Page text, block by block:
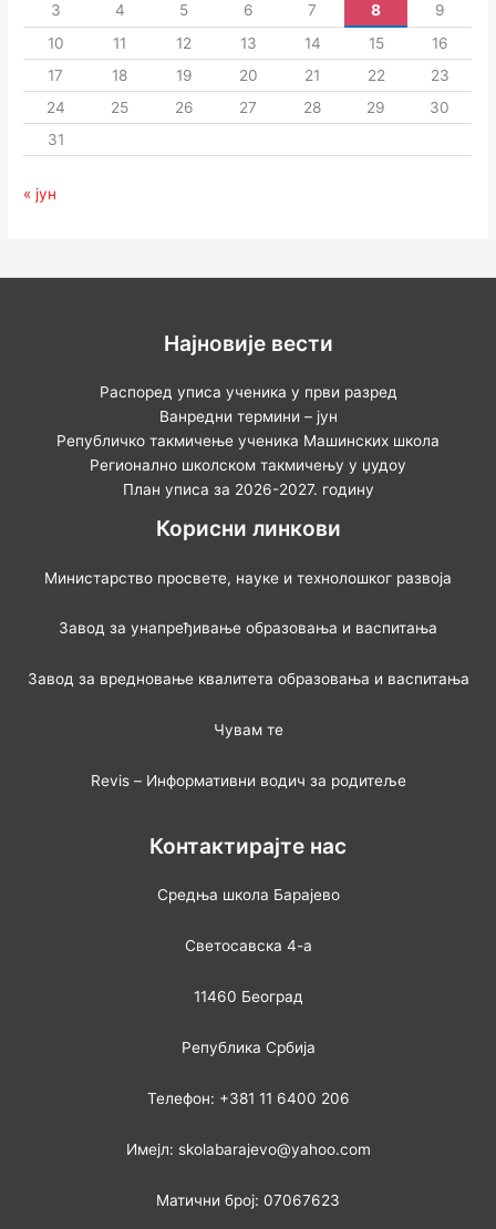
3
4 5 6 7 8
9
10
11 12 13 14 15
16
17
18 19 20 21 22
23
24
25 26 27 28 29
30
31
« јун
Најновије вести
Распоред уписа ученика у први разред
Ванредни термини – јун
Републичко такмичење ученика Машинских школа
Регионално школском такмичењу у џудоу
План уписа за 2026-2027. годину
Корисни линкови
Министарство просвете, науке и технолошког развоја
Завод за унапређивање образовања и васпитања
Завод за вредновање квалитета образовања и васпитања
Чувам те
Revis – Информативни водич за родитеље
Контактирајте нас
Средња школа Барајево
Светосавска 4-а
11460 Београд
Република Србија
Телефон: +381 11 6400 206
Имејл: skolabarajevo@yahoo.com
Матични број: 07067623